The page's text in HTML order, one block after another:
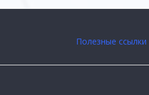
Полезные ссылки